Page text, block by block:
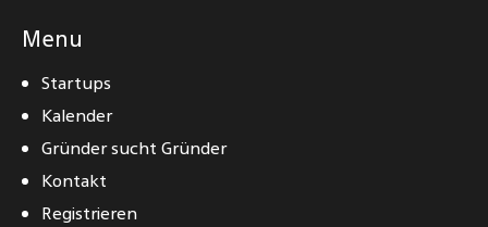
Menu
Startups
Kalender
Gründer sucht Gründer
Kontakt
Registrieren